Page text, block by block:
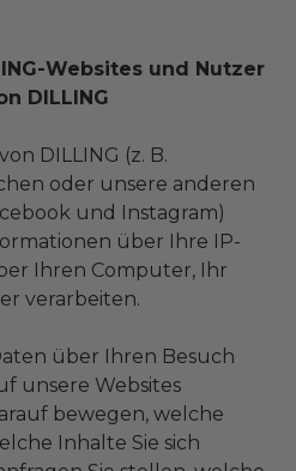
Websites und Nutzer
DILLING
DILLING (z. B.
oder unsere anderen
und Instagram)
über Ihre IP-
Ihren Computer, Ihr
verarbeiten.
über Ihren Besuch
unsere Websites
bewegen, welche
Inhalte Sie sich